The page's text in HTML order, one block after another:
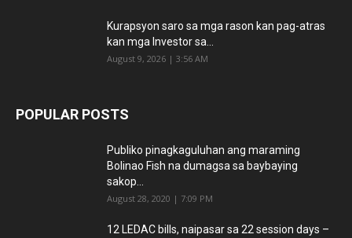
Kurapsyon saro sa mga rason kan pag-atras
kan mga Investor sa...
August 9, 2026 | 3:56 AM
POPULAR POSTS
Publiko pinagkaguluhan ang maraming
Bolinao Fish na dumagsa sa baybaying
sakop...
August 28, 2020 | 7:09 PM
12 LEDAC bills, naipasar sa 22 session days –